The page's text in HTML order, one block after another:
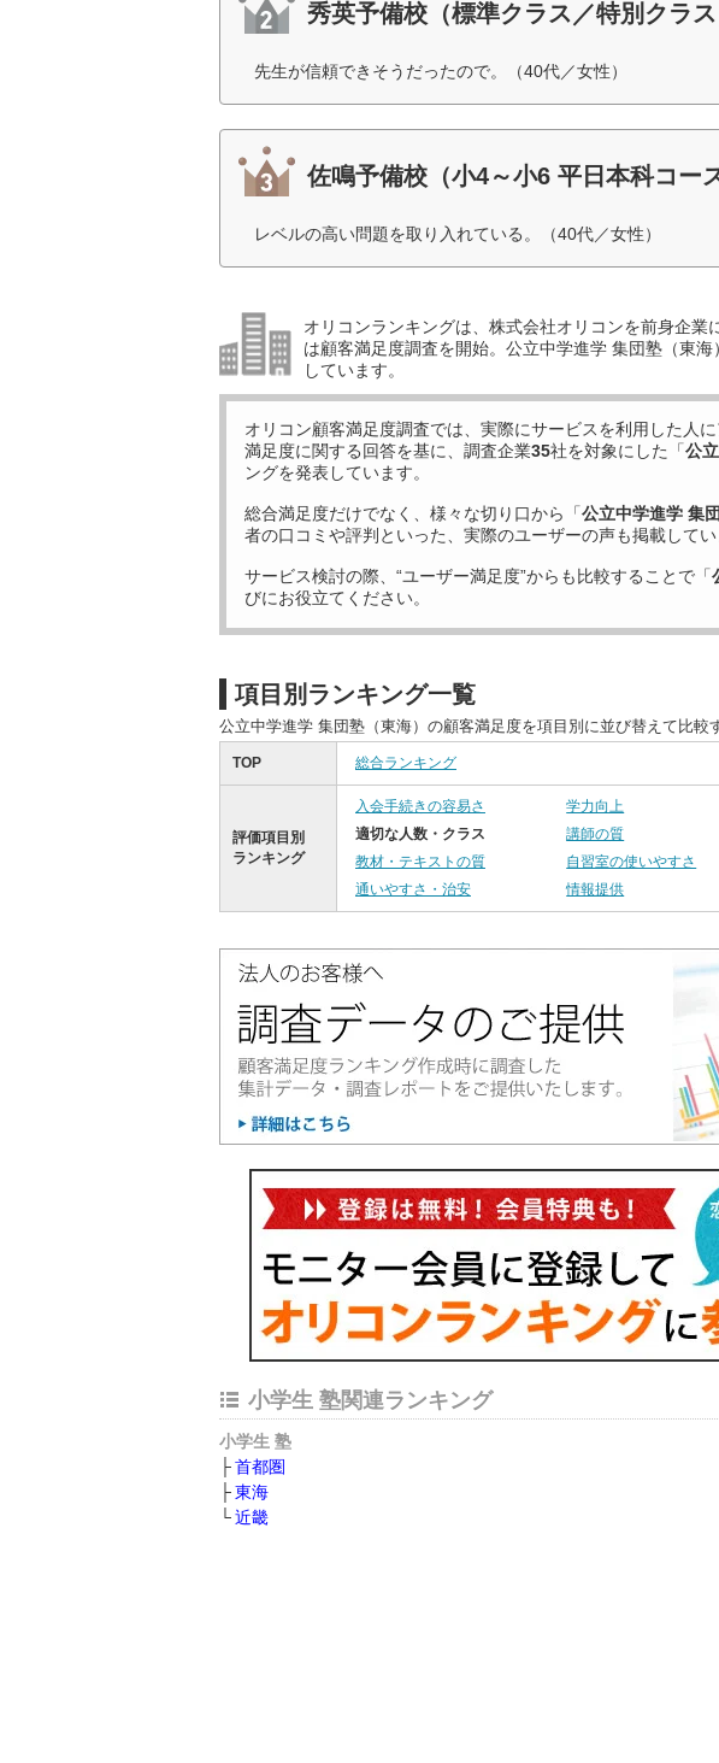
秀英予備校（標準クラス／特別クラス
先生が信頼できそうだったので。（40代／女性）
佐鳴予備校（小4～小6 平日本科コース
レベルの高い問題を取り入れている。（40代／女性）
オリコンランキングは、株式会社オリコンを前身企業
は顧客満足度調査を開始。公立中学進学 集団塾（東
しています。
オリコン顧客満足度調査では、実際にサービスを利用した 人
満足度に関する回答を基に、調査企業35社を対象にした「公
ングを発表しています。
総合満足度だけでなく、様々な切り口から「公立中学進学 集
者の口コミや評判といった、実際のユーザーの声も掲載してい
サービス検討の際、“ユーザー満足度”からも比較することで「
びにお役立てください。
項目別ランキング一覧
公立中学進学 集団塾（東海）の顧客満足度を項目別に並び替えて比較
TOP 総合ランキング
評価項目別
ランキング
入会手続きの容易さ 学力向上
適切な人数・クラス
講師の質
教材・テキストの質
自習室の使いやすさ
通いやすさ・治安
情報提供
小学生 塾関連ランキング
小学生 塾
首都圏
東海
近畿